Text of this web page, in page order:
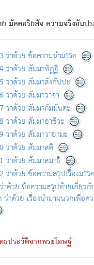
มัคคอริยสัจ ความจริงอันปร
ว่าด้วย ข้อความนำมรรค
ว่าด้วย สัมมาทิฏฐิ
ว่าด้วย สัมมาสังกัปปะ
ว่าด้วย สัมมาวาจา
ว่าด้วย สัมมากัมมันตะ
ว่าด้วย สัมมาอาชีวะ
ว่าด้วย สัมมาวายามะ
ว่าด้วย สัมมาสติ
ว่าด้วย สัมมาสมาธิ
ว่าด้วย ข้อความสรุปเรื่องมรรค
ด้วย ข้อความสรุปท้ายเกี่ยวกั
าด้วย เรื่องนำมาผนวกเพื่อค
ประวัติจากพระโอษฐ์
ฆษณ์ออนไลน์ (Disclaimer)
โฆษณ์ออนไลน์" พยายามปรับปรุงข้
จสอบกับตัวเล่มหนังสือต้นฉบับ ที่มี
ช้ในการอ้างอิง"
|เกี่ยวกับการพัฒนา|แจ้งข้อ
ข้อง